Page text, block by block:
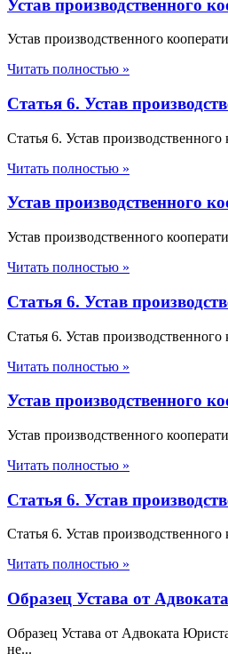
Устав производственного
Устав производственного
Читать полностью »
Статья 6. Устав
Статья 6. Устав
Читать полностью »
Устав производственного
Устав производственного
Читать полностью »
Статья 6. Устав
Статья 6. Устав
Читать полностью »
Устав производственного
Устав производственного
Читать полностью »
Статья 6. Устав
Статья 6. Устав
Читать полностью »
Образец Устава от
Образец Устава от Адвоката
не...